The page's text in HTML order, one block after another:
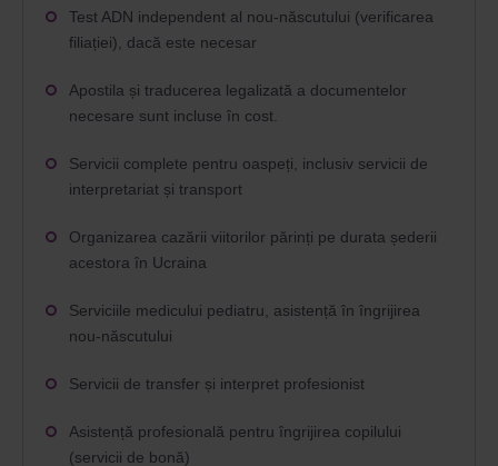
Test ADN independent al nou-născutului (verificarea
filiației), dacă este necesar
Apostila și traducerea legalizată a documentelor
necesare sunt incluse în cost.
Servicii complete pentru oaspeți, inclusiv servicii de
interpretariat și transport
Organizarea cazării viitorilor părinți pe durata șederii
acestora în Ucraina
Serviciile medicului pediatru, asistență în îngrijirea
nou-născutului
Servicii de transfer și interpret profesionist
Asistență profesională pentru îngrijirea copilului
(servicii de bonă)